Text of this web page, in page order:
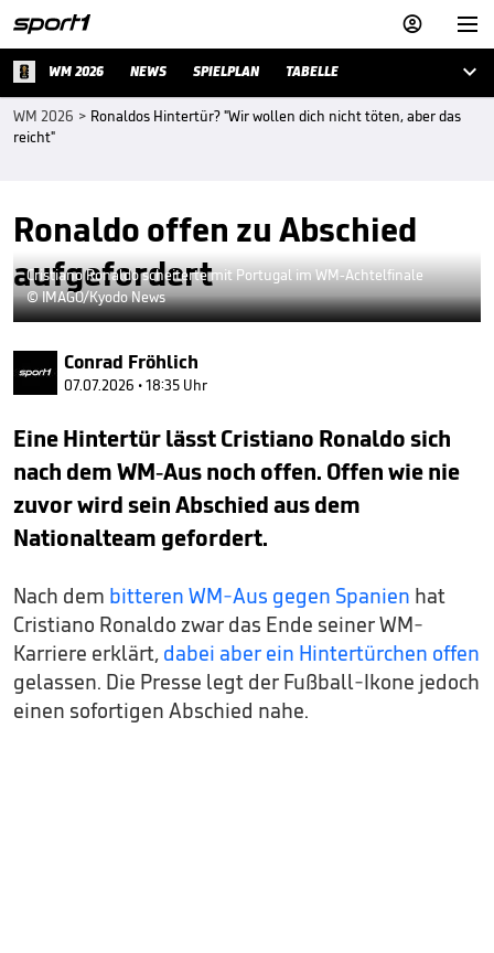


WM 2026 NEWS SPIELPLAN TABELLE 
WM 2026 > Ronaldos Hintertür? "Wir wollen dich nicht töten, aber das
reicht"
Ronaldo offen zu Abschied
aufgefordert
Cristiano Ronaldo scheiterte mit Portugal im WM-Achtelfinale
© IMAGO/Kyodo News
Conrad Fröhlich
07.07.2026 • 18:35 Uhr
Eine Hintertür lässt Cristiano Ronaldo sich
nach dem WM-Aus noch offen. Offen wie nie
zuvor wird sein Abschied aus dem
Nationalteam gefordert.
Nach dem bitteren WM-Aus gegen Spanien hat
Cristiano Ronaldo zwar das Ende seiner WM-
Karriere erklärt, dabei aber ein Hintertürchen offen
gelassen. Die Presse legt der Fußball-Ikone jedoch
einen sofortigen Abschied nahe.